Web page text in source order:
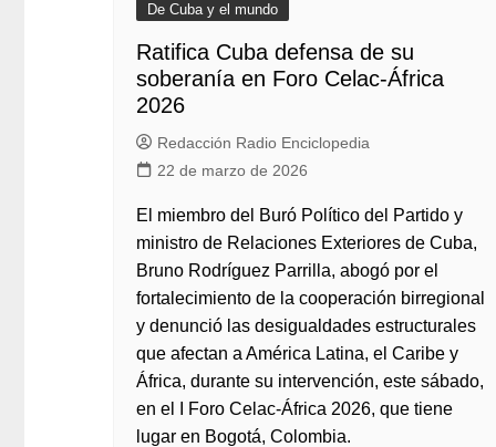
De Cuba y el mundo
Ratifica Cuba defensa de su
soberanía en Foro Celac-África
2026
Redacción Radio Enciclopedia
22 de marzo de 2026
El miembro del Buró Político del Partido y
ministro de Relaciones Exteriores de Cuba,
Bruno Rodríguez Parrilla, abogó por el
fortalecimiento de la cooperación birregional
y denunció las desigualdades estructurales
que afectan a América Latina, el Caribe y
África, durante su intervención, este sábado,
en el I Foro Celac-África 2026, que tiene
lugar en Bogotá, Colombia.